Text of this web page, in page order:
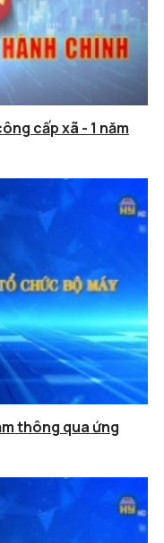
cấp xã - 1 năm
thông qua ứng